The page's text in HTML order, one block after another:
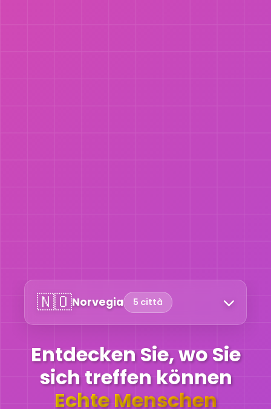
🇳🇴Norvegia 5 città
Entdecken Sie, wo Sie
sich treffen können
Echte Menschen